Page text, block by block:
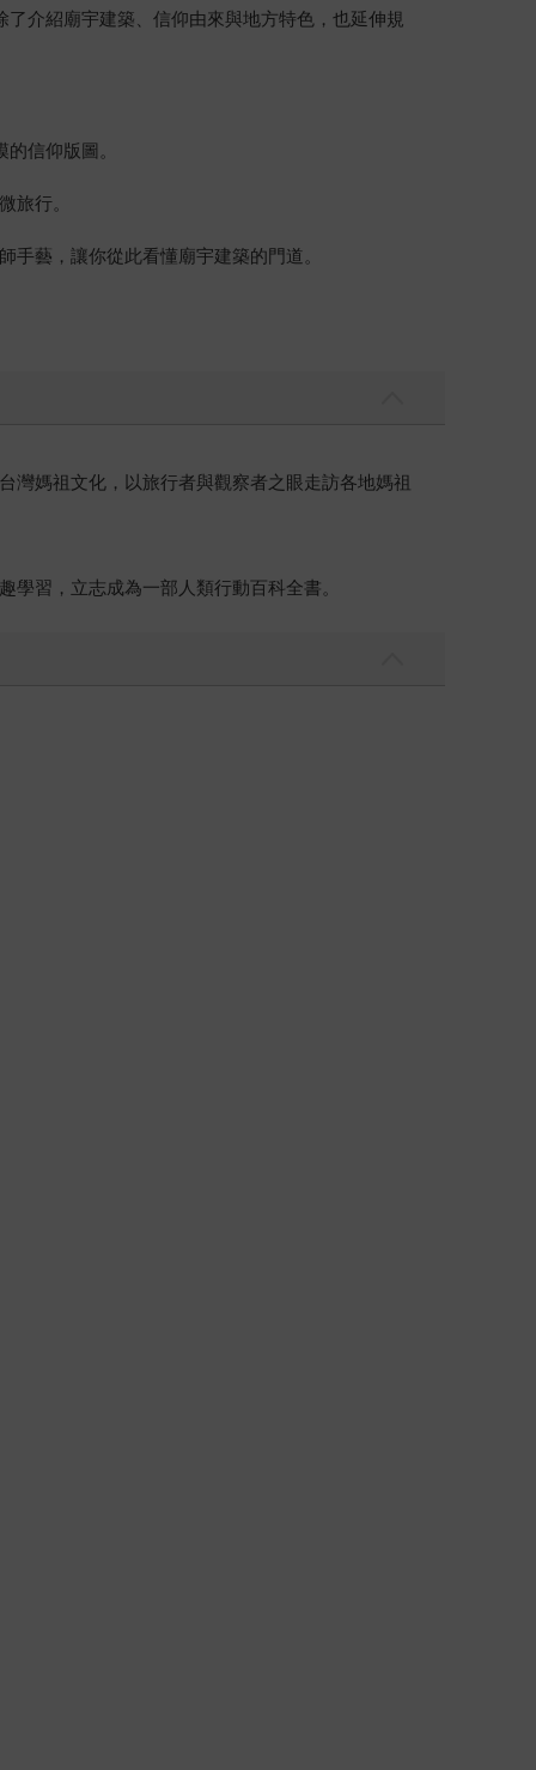
介紹廟宇建築、信仰由來與地方特色，也延伸規
信仰版圖。
旅行。
藝，讓你從此看懂廟宇建築的門道。
灣媽祖文化，以旅行者與觀察者之眼走訪各地媽祖
習，立志成為一部人類行動百科全書。